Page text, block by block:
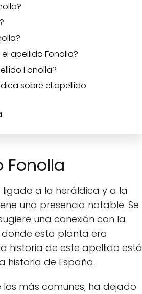
apellido Fonolla?
Fonolla?
sobre el apellido
ligado a la heráldica y a la
una presencia notable. Se
una conexión con la
esta planta era
historia de este apellido está
historia de España.
los más comunes, ha dejado